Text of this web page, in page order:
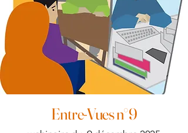
Entre-Vues n°9